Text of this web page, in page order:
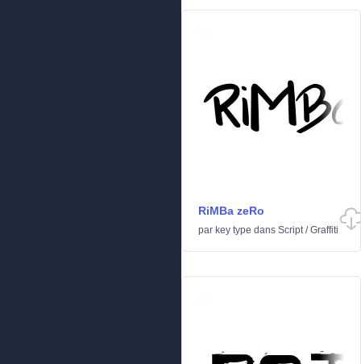
RiMBa zeRo
par key type dans Script/Graffiti